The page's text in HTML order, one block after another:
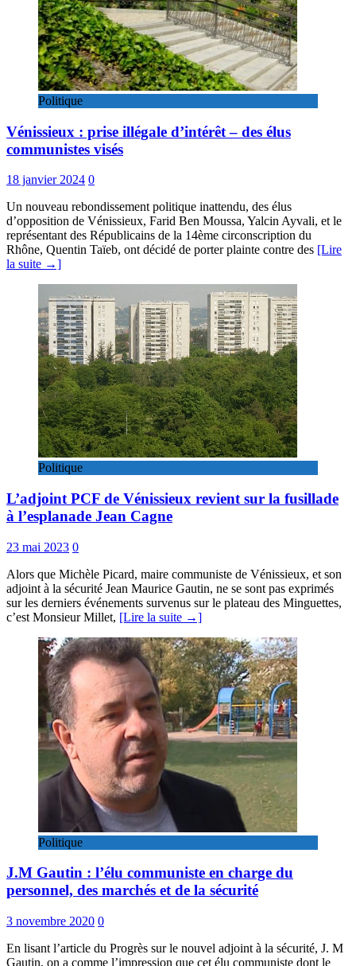
Politique
Vénissieux : prise illégale d’intérêt – des élus
communistes visés
18 janvier 2024 0
Un nouveau rebondissement politique inattendu, des élus
d’opposition de Vénissieux, Farid Ben Moussa, Yalcin Ayvali, et le
représentant des Républicains de la 14ème circonscription du
Rhône, Quentin Taïeb, ont décidé de porter plainte contre des [Lire
la suite →]
Politique
L’adjoint PCF de Vénissieux revient sur la fusillade
à l’esplanade Jean Cagne
23 mai 2023 0
Alors que Michèle Picard, maire communiste de Vénissieux, et son
adjoint à la sécurité Jean Maurice Gautin, ne se sont pas exprimés
sur les derniers événements survenus sur le plateau des Minguettes,
c’est Monsieur Millet, [Lire la suite →]
Politique
J.M Gautin : l’élu communiste en charge du
personnel, des marchés et de la sécurité
3 novembre 2020 0
En lisant l’article du Progrès sur le nouvel adjoint à la sécurité, J. M
Gautin, on a comme l’impression que cet élu communiste dont le